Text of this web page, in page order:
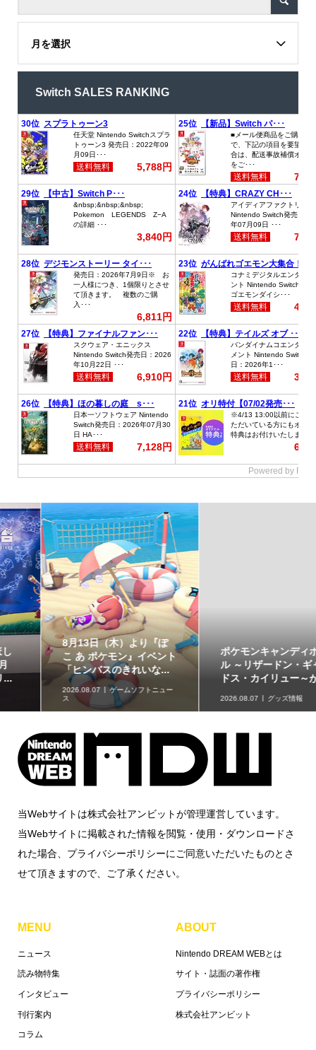
月を選択
Switch SALES RANKING
ポケモンキャンディボト
ル ～リザードン・ギャラ
ドス・カイリュー～が...
グッズ情報
8月7日より「N響×ポケモ
ン ぬいぐるみ ピカチュ
ウ」がポケモンセンタ...
グッズ情報
当Webサイトは株式会社アンビットが管理運営しています。
当Webサイトに掲載された情報を閲覧・使用・ダウンロードさ
れた場合、プライバシーポリシーにご同意いただいたものとさ
せて頂きますので、ご了承ください。
MENU
ニュース
読み物特集
インタビュー
刊行案内
コラム
ABOUT
Nintendo DREAM WEBとは
サイト・誌面の著作権
プライバシーポリシー
株式会社アンビット